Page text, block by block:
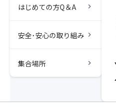
はじめての方Q＆A chevron_right
安全･安心の取り組み chevron_right
集合場所 chevron_right